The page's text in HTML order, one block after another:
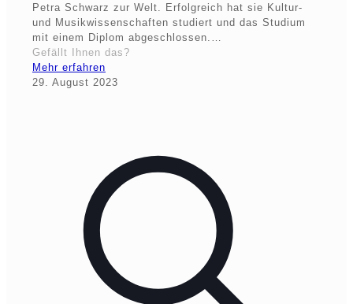
Petra Schwarz zur Welt. Erfolgreich hat sie Kultur-
und Musikwissenschaften studiert und das Studium
mit einem Diplom abgeschlossen.…
Gefällt Ihnen das?
Mehr erfahren
29. August 2023